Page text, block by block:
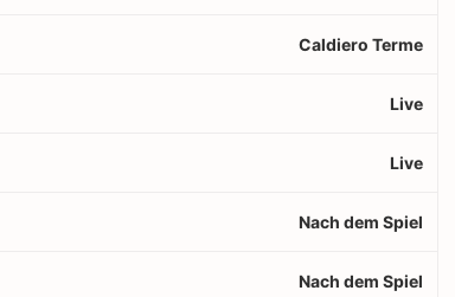
Caldiero Terme
Live
Live
Nach dem Spiel
Nach dem Spiel